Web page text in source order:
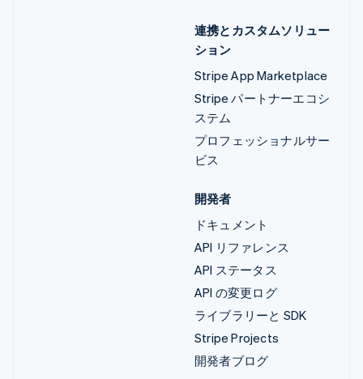
連携とカスタムソリュー
ション
Stripe App Marketplace
Stripe パートナーエコシ
ステム
プロフェッショナルサー
ビス
開発者
ドキュメント
API リファレンス
API ステータス
API の変更ログ
ライブラリーと SDK
Stripe Projects
開発者ブログ